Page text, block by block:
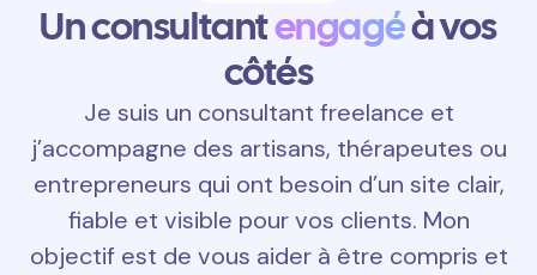
Un consultantengagéà vos
côtés
Je suis un consultant freelance et
j’accompagne des artisans, thérapeutes ou
entrepreneurs qui ont besoin d’un site clair,
fiable et visible pour vos clients. Mon
objectif est de vous aider à être compris et